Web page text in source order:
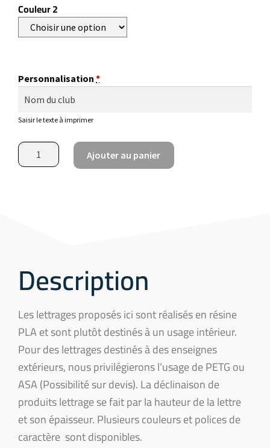
Couleur 2
Personnalisation *
Saisir le texte à imprimer
Ajouter au panier
Description
Les lettrages proposés ici sont réalisés en résine
PLA et sont plutôt destinés à un usage intérieur.
Pour des lettrages destinés à des enseignes
extérieurs, nous privilégierons l’usage de PETG ou
ASA (Possibilité sur devis). La déclinaison de
produits lettrage se fait par la hauteur de la lettre
et son épaisseur. Plusieurs couleurs et polices de
caractère sont disponibles.